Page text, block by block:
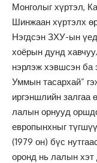
Монголыг хүртэл,
Шинжаан хүртэлх
Нэгдсэн ЗХУ-ын
хоёрын дунд
нэрлэж хэвшсэн ба
Уммын тасархай”
иргэншлийн залгаа
лалын орнууд
европынхныг
(1979 он) бүс
оронд нь лалын